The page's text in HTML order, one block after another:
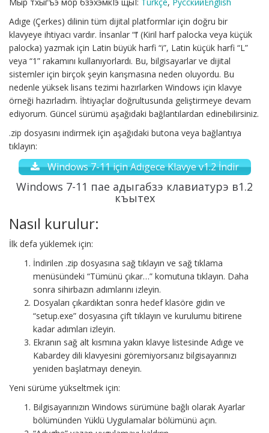
Мыр тхыгъэ мор бзэхэмкIэ щыI: Türkçe, РусскийEnglish
Adıge (Çerkes) dilinin tüm dijital platformlar için doğru bir
klavyeye ihtiyacı vardır. İnsanlar “ӏ” (Kiril harf palocka veya küçük
palocka) yazmak için Latin büyük harfi “i”, Latin küçük harfi “L”
veya “1” rakamını kullanıyorlardı. Bu, bilgisayarlar ve dijital
sistemler için birçok şeyin karışmasına neden oluyordu. Bu
nedenle yüksek lisans tezimi hazırlarken Windows için klavye
örneği hazırladım. İhtiyaçlar doğrultusunda geliştirmeye devam
ediyorum. Güncel sürümü aşağıdaki bağlantılardan edinebilirsiniz.
.zip dosyasını indirmek için aşağıdaki butona veya bağlantıya
tıklayın:
Windows 7-11 için Adıgece Klavye v1.2 İndir
Windows 7-11 пае адыгабзэ клавиатурэ в1.2
къытех
Nasıl kurulur:
İlk defa yüklemek için:
İndirilen .zip dosyasına sağ tıklayın ve sağ tıklama
menüsündeki “Tümünü çıkar…” komutuna tıklayın. Daha
sonra sihirbazın adımlarını izleyin.
Dosyaları çıkardıktan sonra hedef klasöre gidin ve
“setup.exe” dosyasına çift tıklayın ve kurulumu bitirene
kadar adımları izleyin.
Ekranın sağ alt kısmına yakın klavye listesinde Adıge ve
Kabardey dili klavyesini göremiyorsanız bilgisayarınızı
yeniden başlatmayı deneyin.
Yeni sürüme yükseltmek için:
Bilgisayarınızın Windows sürümüne bağlı olarak Ayarlar
bölümünden Yüklü Uygulamalar bölümünü açın.